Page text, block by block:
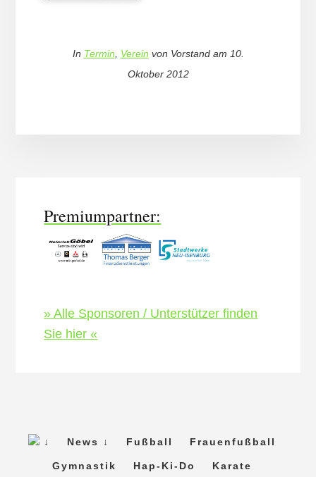
In Termin Verein von Vorstandam 10.
Oktober 2012
Premiumpartner:
» Alle Sponsoren / Unterstützer finden
Sie hier «
↓ News ↓ Fußball Frauenfußball
Gymnastik Hap-Ki-Do Karate